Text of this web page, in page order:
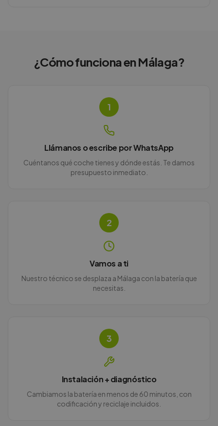
¿Cómo funciona enMálaga?
1
Llámanos o escribe por WhatsApp
Cuéntanos qué coche tienes y dónde estás. Te damos
presupuesto inmediato.
2
Vamos a ti
Nuestro técnico se desplaza a Málaga con la batería que
necesitas.
3
Instalación + diagnóstico
Cambiamos la batería en menos de 60 minutos, con
codificación y reciclaje incluidos.